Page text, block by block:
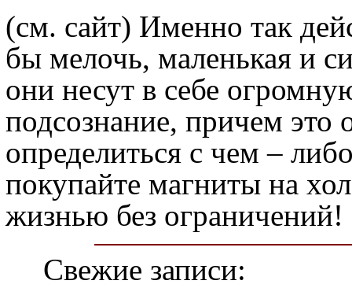
(см. сайт) Именно так
бы мелочь, маленькая и
они несут в себе
подсознание, причем это
определиться с чем –
покупайте магниты на
жизнью без ограничений!
Свежие записи: